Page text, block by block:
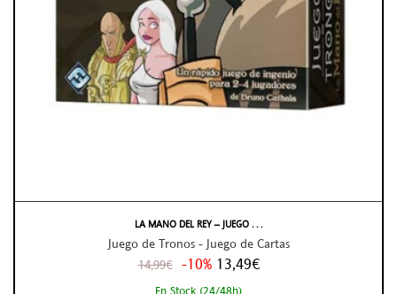
LA MANO DEL REY – JUEGO . . .
Juego de Tronos - Juego de Cartas
14,99€ -10% 13,49€
En Stock (24/48h)